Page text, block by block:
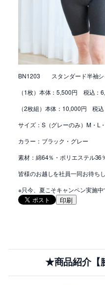
BN1203 スタンダード半袖シ
（1枚）本体：5,500円 税込：
（2枚組）本体：10,000円 税
サイズ：S（グレーのみ）M・L
カラー：ブラック・グレー
素材：綿64％・ポリエステル36
皆様のお越しを社員一同お待ちし
※只今、夏こそキャンペン実施中
印刷
★商品紹介【